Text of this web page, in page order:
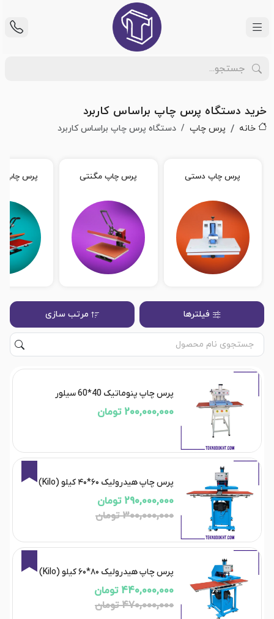
خرید دستگاه پرس چاپ براساس کاربرد
خانه پرس چاپ دستگاه پرس چاپ براساس کاربرد
پرس چاپ دستی پرس چاپ مگنتی پرس چاپ
فیلترها مرتب سازی
پرس چاپ پنوماتیک 40*60 سیلور
200,000,000 تومان
3%
پرس چاپ هیدرولیک ۶۰*۴۰ کیلو (Kilo)
290,000,000 تومان
300,000,000 تومان
6%
پرس چاپ هیدرولیک ۸۰*۶۰ کیلو (Kilo)
440,000,000 تومان
470,000,000 تومان